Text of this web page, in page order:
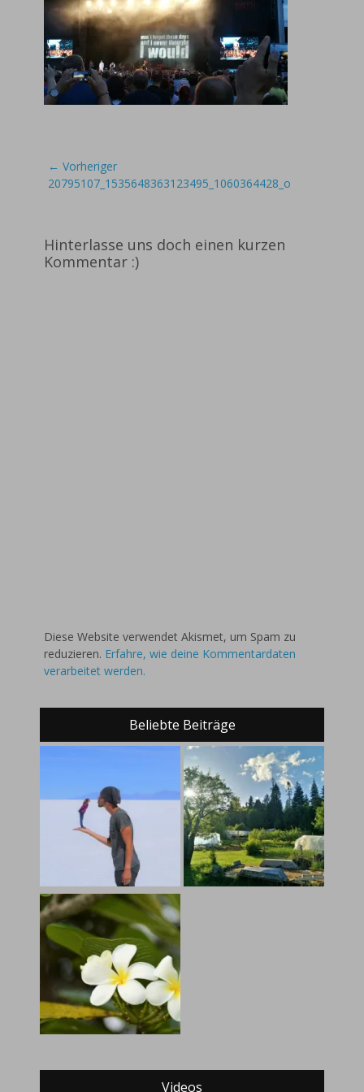
Beitragsnavigation
← Vorheriger
Vorheriger
20795107_1535648363123495_1060364428_o
Hinterlasse uns doch einen kurzen
Kommentar :)
Diese Website verwendet Akismet, um Spam zu
reduzieren. Erfahre, wie deine Kommentardaten
verarbeitet werden.
Beliebte Beiträge
Videos